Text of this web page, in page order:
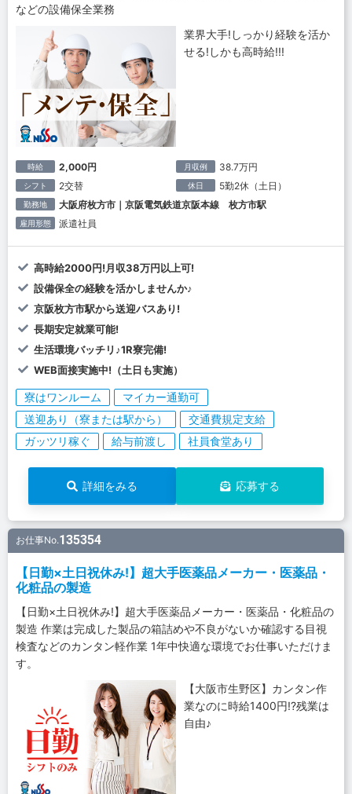
などの設備保全業務
業界大手!しっかり経験を活か
せる!しかも高時給!!!
時給 2,000円 月収例 38.7万円
シフト 2交替 休日 5勤2休（土日）
勤務地 大阪府枚方市｜京阪電気鉄道京阪本線 枚方市駅
雇用形態 派遣社員
高時給2000円!月収38万円以上可!
設備保全の経験を活かしませんか♪
京阪枚方市駅から送迎バスあり!
長期安定就業可能!
生活環境バッチリ♪1R寮完備!
WEB面接実施中!（土日も実施）
寮はワンルーム
マイカー通勤可
送迎あり（寮または駅から）
交通費規定支給
ガッツリ稼ぐ
給与前渡し 社員食堂あり
詳細をみる 応募する
お仕事No.135354
【日勤×土日祝休み!】超大手医薬品メーカー・医薬品・
化粧品の製造
【日勤×土日祝休み!】超大手医薬品メーカー・医薬品・化粧品の
製造 作業は完成した製品の箱詰めや不良がないか確認する目視
検査などのカンタン軽作業 1年中快適な環境でお仕事いただけま
す。
【大阪市生野区】カンタン作
業なのに時給1400円!?残業は
自由♪